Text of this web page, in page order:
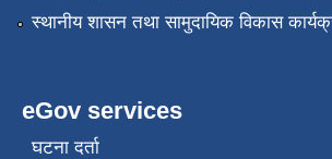
स्थानीय शासन तथा सामुदायिक विकास
eGov services
घटना दर्ता